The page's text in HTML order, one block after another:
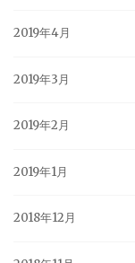
2019年4月
2019年3月
2019年2月
2019年1月
2018年12月